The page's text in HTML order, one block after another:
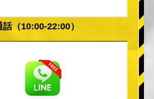
（10:00-22:00）